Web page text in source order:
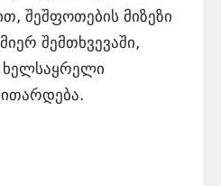
შეშფოთების მიზეზი
შემთხვევაში,
ხელსაყრელი